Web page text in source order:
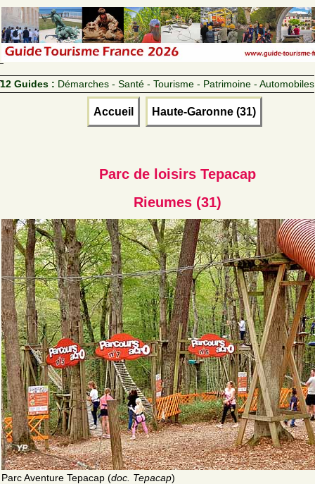
12 Guides : Démarches - Santé - Tourisme - Patrimoine - Automobiles
Accueil Haute-Garonne (31)
Parc de loisirs Tepacap
Rieumes (31)
Parc Aventure Tepacap (doc. Tepacap)